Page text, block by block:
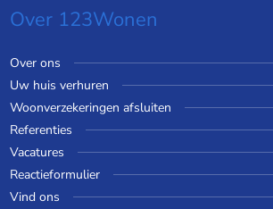
Over 123Wonen
Over ons
Uw huis verhuren
Woonverzekeringen afsluiten
Referenties
Vacatures
Reactieformulier
Vind ons